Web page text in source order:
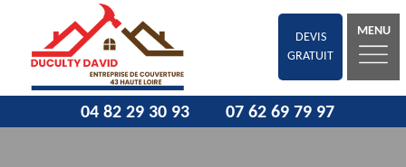
DEVIS
GRATUIT
MENU
04 82 29 30 93 07 62 69 79 97